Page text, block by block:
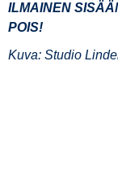
ILMAINEN
POIS!
Kuva: Studio